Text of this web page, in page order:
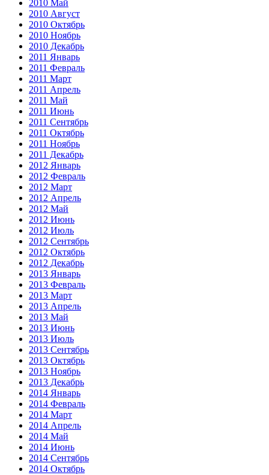
2010 Май
2010 Август
2010 Октябрь
2010 Ноябрь
2010 Декабрь
2011 Январь
2011 Февраль
2011 Март
2011 Апрель
2011 Май
2011 Июнь
2011 Сентябрь
2011 Октябрь
2011 Ноябрь
2011 Декабрь
2012 Январь
2012 Февраль
2012 Март
2012 Апрель
2012 Май
2012 Июнь
2012 Июль
2012 Сентябрь
2012 Октябрь
2012 Декабрь
2013 Январь
2013 Февраль
2013 Март
2013 Апрель
2013 Май
2013 Июнь
2013 Июль
2013 Сентябрь
2013 Октябрь
2013 Ноябрь
2013 Декабрь
2014 Январь
2014 Февраль
2014 Март
2014 Апрель
2014 Май
2014 Июнь
2014 Сентябрь
2014 Октябрь